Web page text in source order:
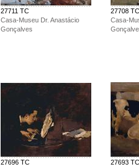
27711 TC
Casa-Museu Dr. Anastácio
Gonçalves
27708 TC
Casa-
27696 TC
27693 TC